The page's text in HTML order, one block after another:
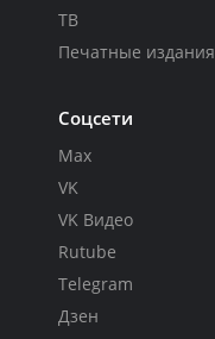
ТВ
Печатные издания
Соцсети
Max
VK
VK Видео
Rutube
Telegram
Дзен